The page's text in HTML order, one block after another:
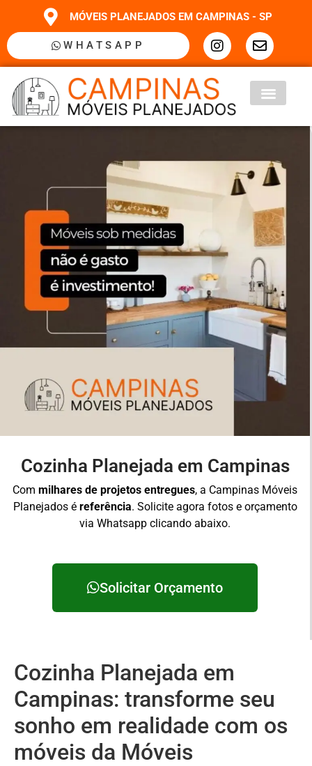
MÓVEIS PLANEJADOS EM CAMPINAS - SP
WHATSAPP
Cozinha Planejada em Campinas
Com milhares de projetos entregues, a Campinas Móveis
Planejados é referência. Solicite agora fotos e orçamento
via Whatsapp clicando abaixo.
Solicitar Orçamento
Cozinha Planejada em
Campinas: transforme seu
sonho em realidade com os
móveis da Móveis